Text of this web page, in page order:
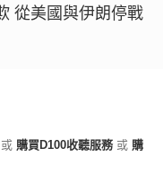
從美國與伊朗停戰
或 購買D100收聽服務 或 購